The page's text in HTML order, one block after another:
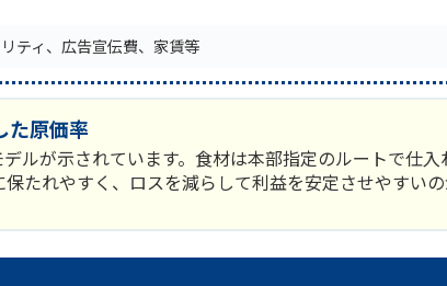
ティ、広告宣伝費、家賃等
た原価率
ルが示されています。食材は本部指定のルートで仕入
たれやすく、ロスを減らして利益を安定させやすい